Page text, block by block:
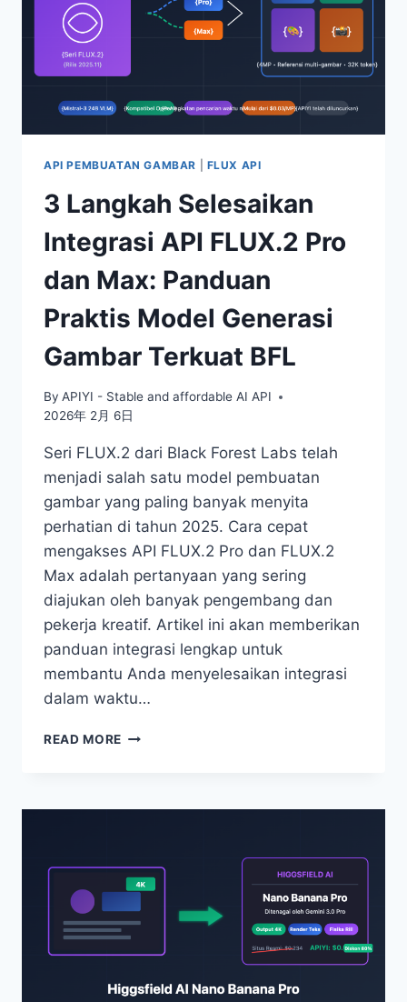
ILUSTRASI
AKADEMIK
API PEMBUATAN GAMBAR FLUX API
3 Langkah Selesaikan
Integrasi API FLUX.2 Pro
dan Max: Panduan
Praktis Model Generasi
Gambar Terkuat BFL
By APIYI - Stable and affordable AI API
2026年 2月 6日
Seri FLUX.2 dari Black Forest Labs telah
menjadi salah satu model pembuatan
gambar yang paling banyak menyita
perhatian di tahun 2025. Cara cepat
mengakses API FLUX.2 Pro dan FLUX.2
Max adalah pertanyaan yang sering
diajukan oleh banyak pengembang dan
pekerja kreatif. Artikel ini akan memberikan
panduan integrasi lengkap untuk
membantu Anda menyelesaikan integrasi
dalam waktu…
READ MORE 3
API
DAN
MAX:
PANDUAN
PRAKTIS
GAMBAR